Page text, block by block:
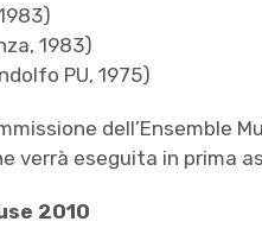
1983)
PU, 1975)
dell’Ensemble
verrà eseguita in prima
2010